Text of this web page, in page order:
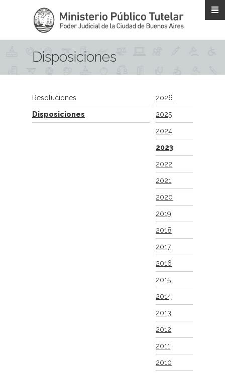
Disposiciones
Resoluciones
Disposiciones
2026
2025
2024
2023
2022
2021
2020
2019
2018
2017
2016
2015
2014
2013
2012
2011
2010